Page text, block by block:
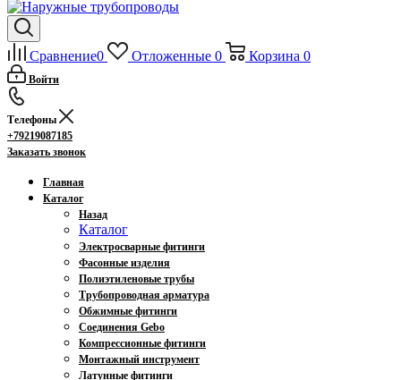
Сравнение0 Отложенные 0 Корзина 0
Войти
Телефоны
+79219087185
Заказать звонок
Главная
Каталог
Назад
Каталог
Электросварные фитинги
Фасонные изделия
Полиэтиленовые трубы
Трубопроводная арматура
Обжимные фитинги
Соединения Gebo
Компрессионные фитинги
Монтажный инструмент
Латунные фитинги